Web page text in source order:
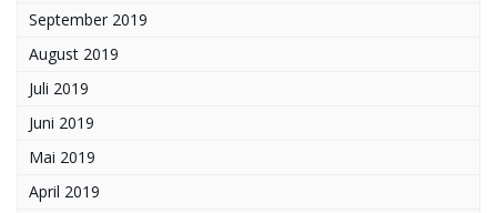
September 2019
August 2019
Juli 2019
Juni 2019
Mai 2019
April 2019